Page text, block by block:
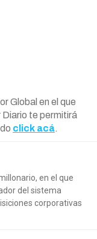
Global en el que
te permitirá
click acá.
en el que
del sistema
corporativas